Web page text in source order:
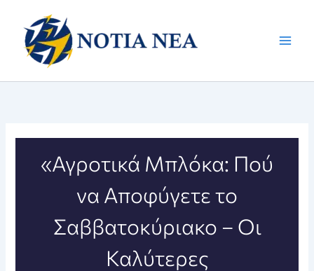
περιεχόμενο
«Αγροτικά Μπλόκα: Πού
να Αποφύγετε το
Σαββατοκύριακο – Οι
Καλύτερες